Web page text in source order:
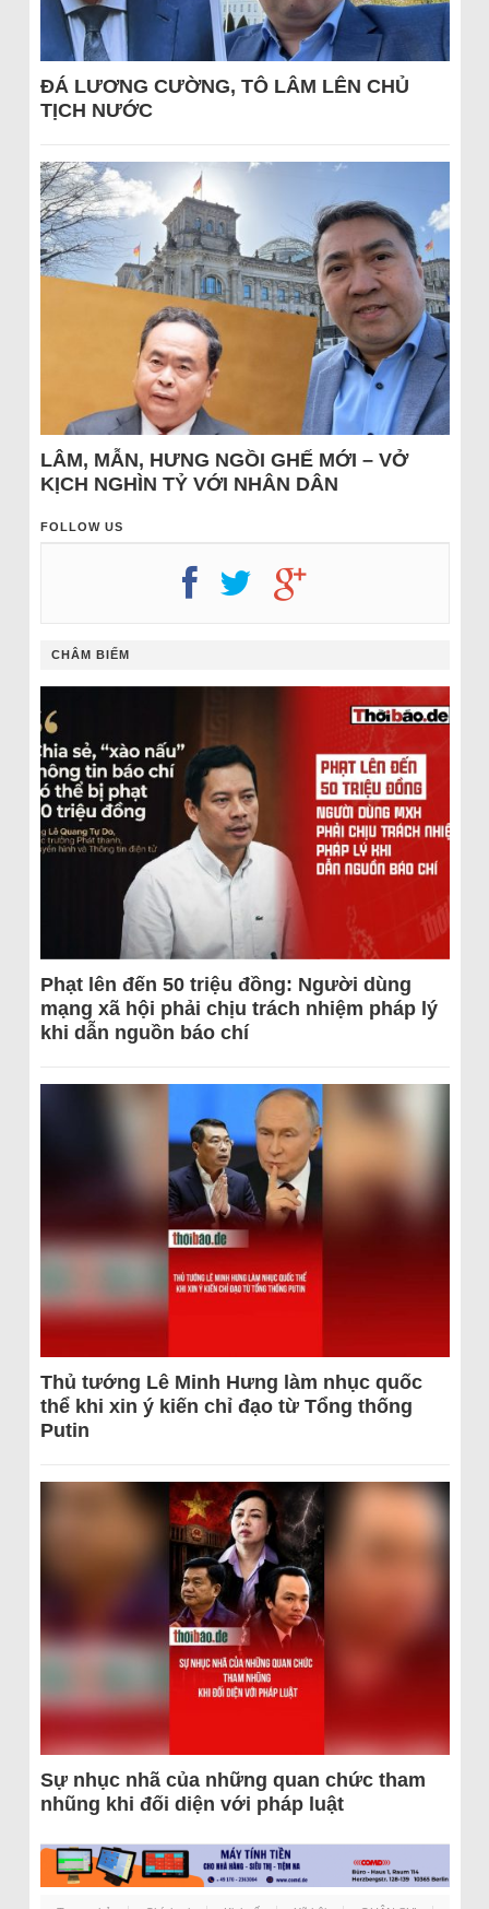
ĐÁ LƯƠNG CƯỜNG, TÔ LÂM LÊN CHỦ
TỊCH NƯỚC
LÂM, MẪN, HƯNG NGỒI GHẾ MỚI – VỞ
KỊCH NGHÌN TỶ VỚI NHÂN DÂN
FOLLOW US
CHÂM BIẾM
Phạt lên đến 50 triệu đồng: Người dùng
mạng xã hội phải chịu trách nhiệm pháp lý
khi dẫn nguồn báo chí
Thủ tướng Lê Minh Hưng làm nhục quốc
thể khi xin ý kiến chỉ đạo từ Tổng thống
Putin
Sự nhục nhã của những quan chức tham
nhũng khi đối diện với pháp luật